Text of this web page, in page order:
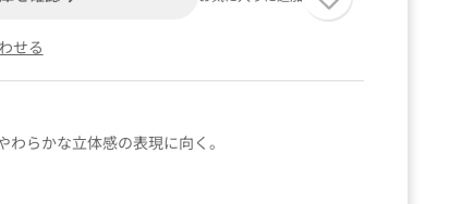
せる
らかな立体感の表現に向く。